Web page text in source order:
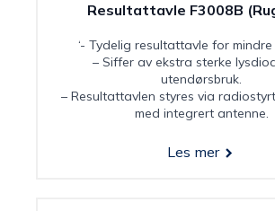
Resultattavle F3008B
‘- Tydelig resultattavle for
– Siffer av ekstra sterke
utendørsbruk.
– Resultattavlen styres via
med integrert antenne.
Les mer